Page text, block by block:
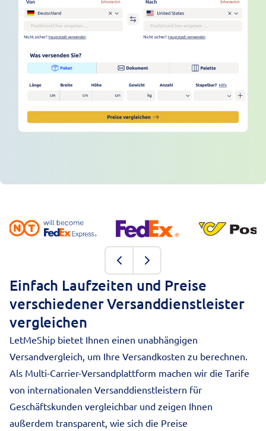
Einfach Laufzeiten und Preise
verschiedener Versanddienstleister
vergleichen
LetMeShip bietet Ihnen einen unabhängigen
Versandvergleich, um Ihre Versandkosten zu berechnen.
Als Multi-Carrier-Versandplattform machen wir die Tarife
von internationalen Versanddienstleistern für
Geschäftskunden vergleichbar und zeigen Ihnen
außerdem transparent, wie sich die Preise